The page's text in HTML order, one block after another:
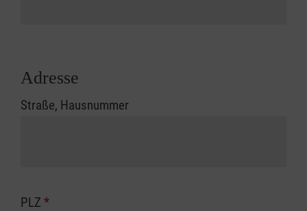
Adresse
Straße, Hausnummer
PLZ *